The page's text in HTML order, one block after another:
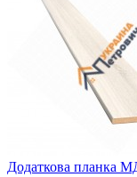
Додаткова планка